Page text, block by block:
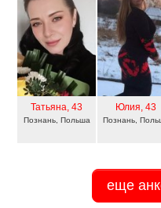
Татьяна, 43
Познань, Польша
Юлия, 43
Познань,
еще